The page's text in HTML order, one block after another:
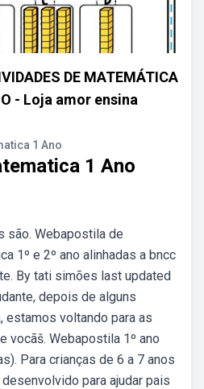
DE MATEMÁTICA
- Loja amor ensina
1 Ano
1 Ano
são. Webapostila de
1º e 2º ano alinhadas a bncc
By tati simões last updated
depois de alguns
estamos voltando para as
vocãš. Webapostila 1º ano
Para crianças de 6 a 7 anos
para ajudar pais